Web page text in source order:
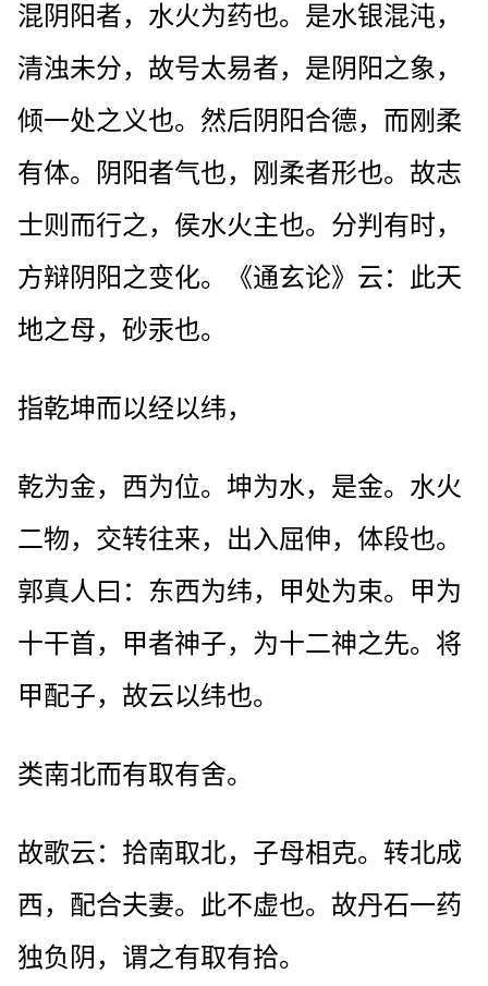
混阴阳者，水火为药也。是水银混沌，
清浊未分，故号太易者，是阴阳之象，
倾一处之义也。然后阴阳合德，而刚柔
有体。阴阳者气也，刚柔者形也。故志
士则而行之，侯水火主也。分判有时，
方辩阴阳之变化。《通玄论》云：此天
地之母，砂汞也。
指乾坤而以经以纬，
乾为金，西为位。坤为水，是金。水火
二物，交转往来，出入屈伸，体段也。
郭真人曰：东西为纬，甲处为束。甲为
十干首，甲者神子，为十二神之先。将
甲配子，故云以纬也。
类南北而有取有舍。
故歌云：拾南取北，子母相克。转北成
西，配合夫妻。此不虚也。故丹石一药
独负阴，谓之有取有拾。